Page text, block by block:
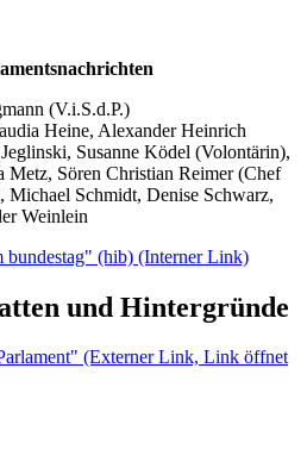
(V.i.S.d.P.)
Heine, Alexander Heinrich
Susanne Ködel (Volontärin),
Metz, Sören Christian Reimer (Chef
Michael Schmidt, Denise Schwarz,
Weinlein
bundestag" (hib) (Interner Link)
und Hintergründe
(Externer Link, Link öffnet